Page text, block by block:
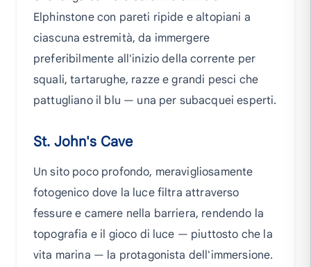
Elphinstone con pareti ripide e altopiani a
ciascuna estremità, da immergere
preferibilmente all'inizio della corrente per
squali, tartarughe, razze e grandi pesci che
pattugliano il blu — una per subacquei esperti.
St. John's Cave
Un sito poco profondo, meravigliosamente
fotogenico dove la luce filtra attraverso
fessure e camere nella barriera, rendendo la
topografia e il gioco di luce — piuttosto che la
vita marina — la protagonista dell'immersione.